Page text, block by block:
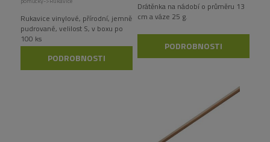
Rukavice vinylové, přírodní, jemně
pudrované, velilost S, v boxu po
100 ks
PODROBNOSTI
Drátěnka na nádobí o průměru 13
cm a váze 25 g.
PODROBNOSTI